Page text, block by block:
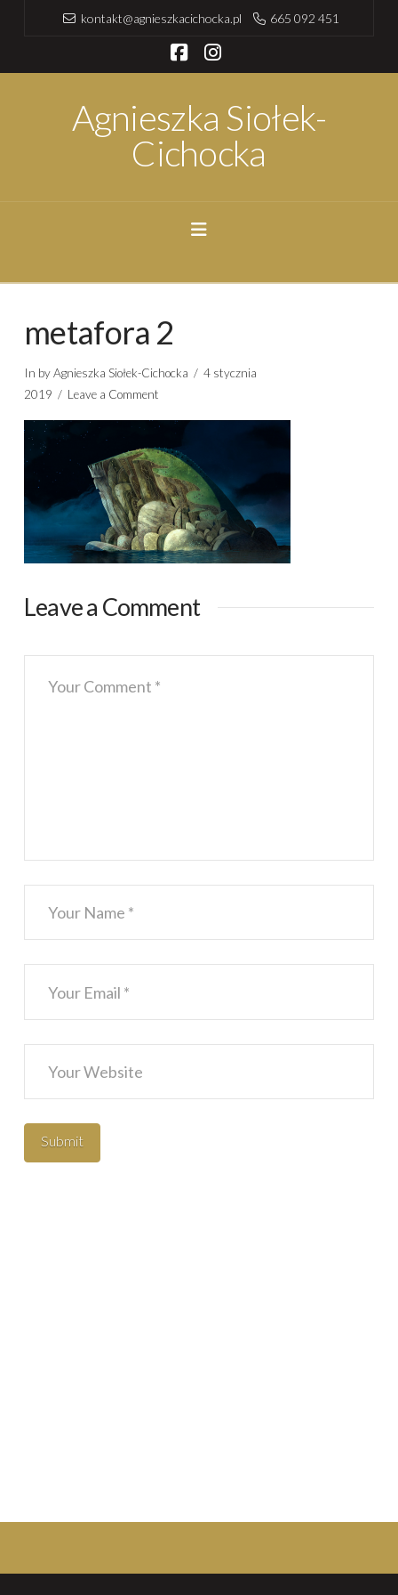
kontakt@agnieszkacichocka.pl 665 092 451
Facebook
Instagram
Agnieszka Siołek-
Cichocka
Navigation
metafora 2
In by Agnieszka Siołek-Cichocka
4 stycznia
2019
Leave a Comment
Leave a Comment